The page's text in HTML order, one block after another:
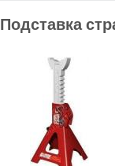
Подставка